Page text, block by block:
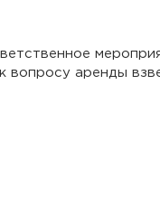
вопросу аренды